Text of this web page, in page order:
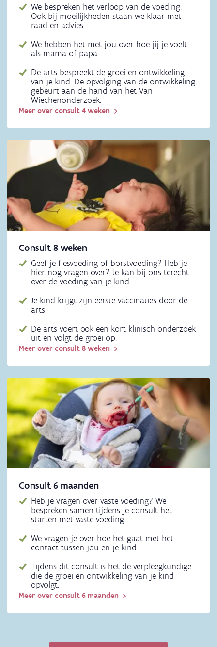
We bespreken het verloop van de voeding.
Ook bij moeilijkheden staan we klaar met
raad en advies.
We hebben het met jou over hoe jij je voelt
als mama of papa .
De arts bespreekt de groei en ontwikkeling
van je kind. De opvolging van de ontwikkeling
gebeurt aan de hand van het Van
Wiechenonderzoek.
Meer over consult 4 weken
Consult 8 weken
Geef je flesvoeding of borstvoeding? Heb je
hier nog vragen over? Je kan bij ons terecht
over de voeding van je kind.
Je kind krijgt zijn eerste vaccinaties door de
arts.
De arts voert ook een kort klinisch onderzoek
uit en volgt de groei op.
Meer over consult 8 weken
Consult 6 maanden
Heb je vragen over vaste voeding? We
bespreken samen tijdens je consult het
starten met vaste voeding.
We vragen je over hoe het gaat met het
contact tussen jou en je kind.
Tijdens dit consult is het de verpleegkundige
die de groei en ontwikkeling van je kind
opvolgt.
Meer over consult 6 maanden